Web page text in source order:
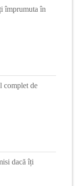
împrumuta în
complet de
dacă îți